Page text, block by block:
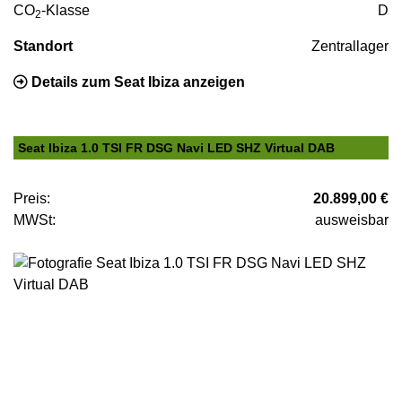
CO2-Klasse D
Standort Zentrallager
Details zum Seat Ibiza anzeigen
Seat Ibiza 1.0 TSI FR DSG Navi LED SHZ Virtual DAB
Preis:
20.899,00 €
MWSt:
ausweisbar